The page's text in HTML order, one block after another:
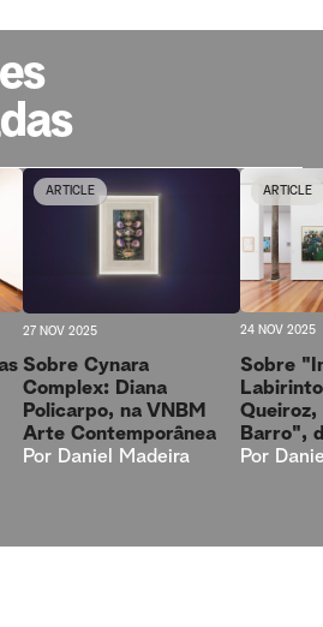
ARTICLE
27 NOV 2025
Sobre Cynara
Complex: Diana
Policarpo, na VNBM
Arte Contemporânea
Por Daniel Madeira
ARTICLE
24 NOV 2025
Sobre
Queiroz,
Barro",
Por